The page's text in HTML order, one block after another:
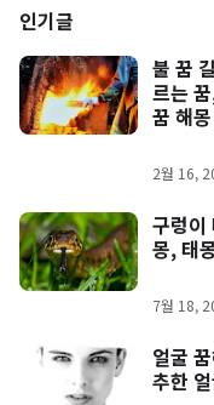
인기글
불 꿈
르는
꿈 해
2월 16,
구렁이
몽, 태
7월 18,
얼굴
추한